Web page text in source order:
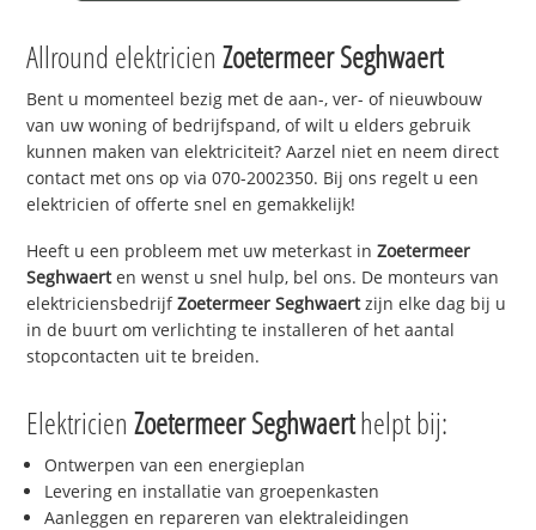
Allround elektricienZoetermeer Seghwaert
Bent u momenteel bezig met de aan-, ver- of nieuwbouw
van uw woning of bedrijfspand, of wilt u elders gebruik
kunnen maken van elektriciteit? Aarzel niet en neem direct
contact met ons op via 070-2002350. Bij ons regelt u een
elektricien of offerte snel en gemakkelijk!
Heeft u een probleem met uw meterkast inZoetermeer
Seghwaerten wenst u snel hulp, bel ons. De monteurs van
elektriciensbedrijfZoetermeer Seghwaertzijn elke dag bij u
in de buurt om verlichting te installeren of het aantal
stopcontacten uit te breiden.
ElektricienZoetermeer Seghwaerthelpt bij:
Ontwerpen van een energieplan
Levering en installatie van groepenkasten
Aanleggen en repareren van elektraleidingen